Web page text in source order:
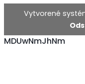
Vytvorené
MDUwNmJhNm